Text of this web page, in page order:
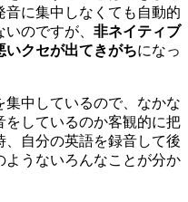
音に集中しなくても自動的
のですが、 非ネイティブ
いクセが出てきがちになっ
中しているので、なかな
しているのか客観的に把
自分の英語を録音して後
うないろんなことが分か